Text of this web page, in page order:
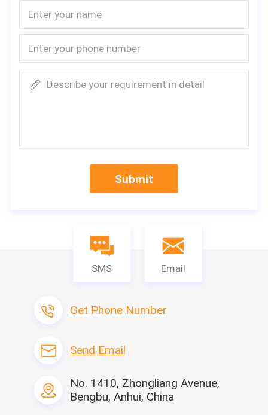
Describe your requirement in detail
Submit
SMS Email
Get Phone Number
Send Email
No. 1410, Zhongliang Avenue,
Bengbu, Anhui, China